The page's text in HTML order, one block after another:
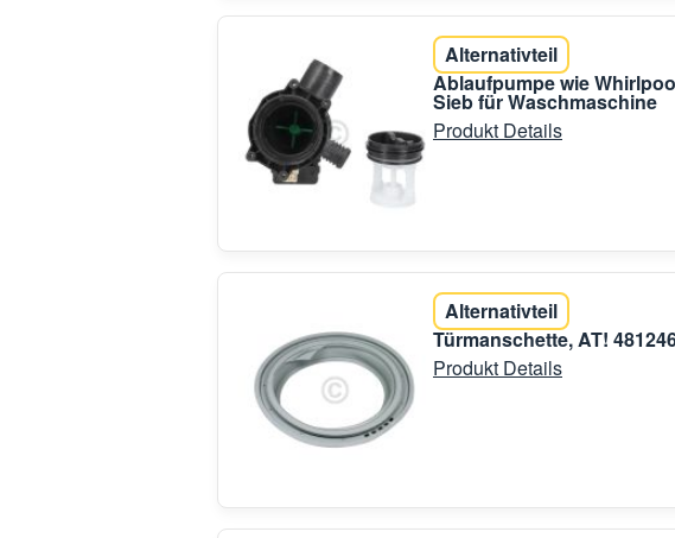
Alternativteil
Ablaufpumpe wie
Sieb für Waschmaschine
Produkt Details
Alternativteil
Türmanschette, AT!
Produkt Details